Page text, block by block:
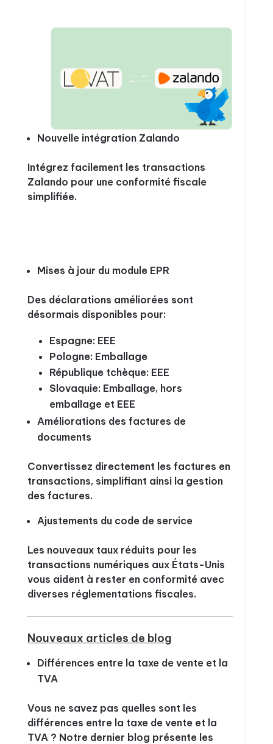
Nouvelle intégration Zalando
Intégrez facilement les transactions
Zalando pour une conformité fiscale
simplifiée.
Mises à jour du module EPR
Des déclarations améliorées sont
désormais disponibles pour:
Espagne: EEE
Pologne: Emballage
République tchèque: EEE
Slovaquie: Emballage, hors
emballage et EEE
Améliorations des factures de
documents
Convertissez directement les factures en
transactions, simplifiant ainsi la gestion
des factures.
Ajustements du code de service
Les nouveaux taux réduits pour les
transactions numériques aux États-Unis
vous aident à rester en conformité avec
diverses réglementations fiscales.
Nouveaux articles de blog
Différences entre la taxe de vente et la
TVA
Vous ne savez pas quelles sont les
différences entre la taxe de vente et la
TVA ? Notre dernier blog présente les